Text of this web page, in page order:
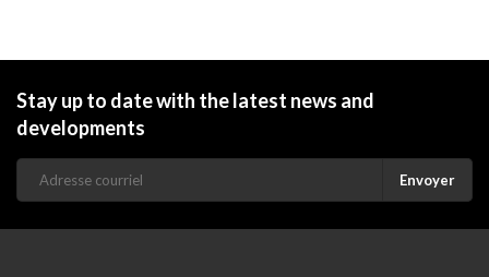
Stay up to date with the latest news and
developments
Envoyer